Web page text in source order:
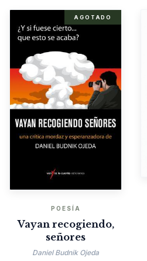
AGOTADO
POESÍA
Vayan recogiendo,
señores
Daniel Budnik Ojeda